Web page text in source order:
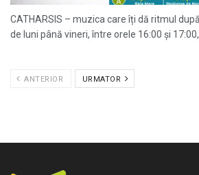
CATHARSIS – muzica care îți dă ritmul
de luni până vineri, între orele 16:00 și 17:00,...
ANTERIOR URMATOR